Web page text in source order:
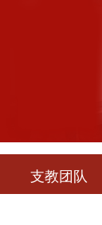
支教团队